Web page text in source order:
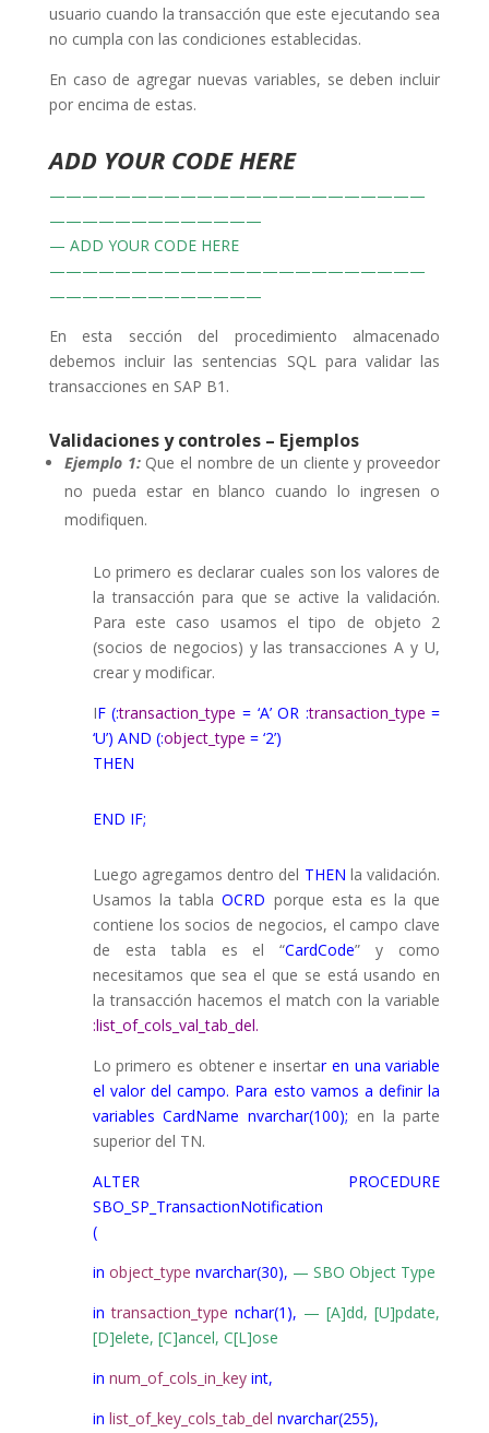
usuario cuando la transacción que este ejecutando sea
no cumpla con las condiciones establecidas.
En caso de agregar nuevas variables, se deben incluir
por encima de estas.
ADD YOUR CODE HERE
———————————————————————
—————————————
— ADD YOUR CODE HERE
———————————————————————
—————————————
En esta sección del procedimiento almacenado
debemos incluir las sentencias SQL para validar las
transacciones en SAP B1.
Validaciones y controles – Ejemplos
Ejemplo 1:Que el nombre de un cliente y proveedor
no pueda estar en blanco cuando lo ingresen o
modifiquen.
Lo primero es declarar cuales son los valores de
la transacción para que se active la validación.
Para este caso usamos el tipo de objeto 2
(socios de negocios) y las transacciones A y U,
crear y modificar.
IF (:transaction_type = ‘A’ OR :transaction_type =
‘U’) AND (:object_type = ‘2’)
THEN
END IF;
Luego agregamos dentro del THEN la validación.
Usamos la tablaOCRD porque esta es la que
contiene los socios de negocios, el campo clave
de esta tabla es el “CardCode” y como
necesitamos que sea el que se está usando en
la transacción hacemos el match con la variable
:list_of_cols_val_tab_del.
Lo primero es obtener e insertar en una variable
el valor del campo. Para esto vamos a definir la
variables CardName nvarchar(100); en la parte
superior del TN.
ALTER PROCEDURE
SBO_SP_TransactionNotification
(
in object_type nvarchar(30), — SBO Object Type
intransaction_type nchar(1), — [A]dd, [U]pdate,
[D]elete, [C]ancel, C[L]ose
in num_of_cols_in_keyint,
in list_of_key_cols_tab_del nvarchar(255),